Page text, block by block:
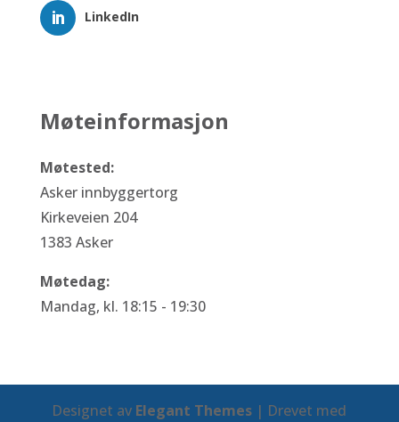
LinkedIn
Møteinformasjon
Møtested:
Asker innbyggertorg
Kirkeveien 204
1383 Asker
Møtedag:
Mandag, kl. 18:15 - 19:30
Designet av Elegant Themes | Drevet med